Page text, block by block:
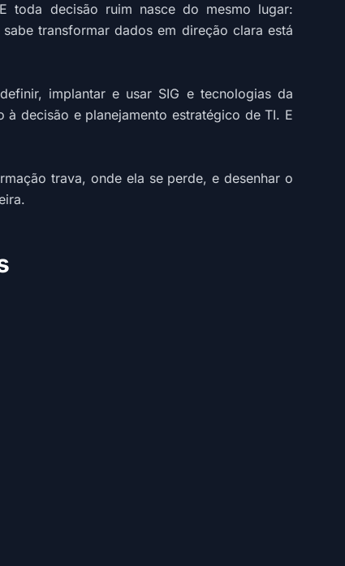
toda decisão ruim nasce do mesmo lugar:
transformar dados em direção clara está
implantar e usar SIG e tecnologias da
decisão e planejamento estratégico de TI. E
trava, onde ela se perde, e desenhar o